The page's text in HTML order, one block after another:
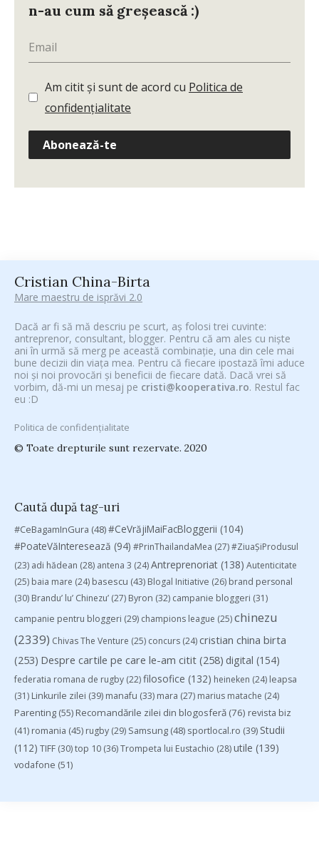
n-au cum să greșească :)
Am citit și sunt de acord cu Politica de
confidențialitate
Abonează-te
Cristian China-Birta
Mare maestru de isprăvi 2.0
Dacă ar fi să mă descriu pe scurt, aș folosi trei cuvinte:
antreprenor, consultant, blogger. Pentru că am ales cu niște
ani în urmă să merg pe această combinație, una din cele mai
bune decizii din viața mea. Pentru că fiecare ipostază îmi aduce
noi și noi provocări și beneficii de fiecare dată. Dacă vrei să
vorbim, dă-mi un mesaj pe cristi@kooperativa.ro. Restul fac
eu :D
Politica de confidențialitate
© Toate drepturile sunt rezervate. 2020
Caută după tag-uri
#CeBagamInGura (48)#CeVrăjiMaiFacBloggerii (104)
#PoateVăInteresează (94) #PrinThailandaMea (27)#ZiuaȘiProdusul
(23) adi hădean (28) antena 3 (24)Antreprenoriat (138) Autenticitate
(25) baia mare (24) basescu (43) Blogal Initiative (26) brand personal
(30) Brandu’ lu’ Chinezu’ (27) Byron (32) campanie bloggeri (31)
campanie pentru bloggeri (29) champions league (25)chinezu
(2339) Chivas The Venture (25) concurs (24)cristian china birta
(253) Despre cartile pe care le-am citit (258) digital (154)
federatia romana de rugby (22)filosofice (132) heineken (24) leapsa
(31) Linkurile zilei (39) manafu (33) mara (27) marius matache (24)
Parenting (55) Recomandările zilei din blogosferă (76) revista biz
(41) romania (45) rugby (29) Samsung (48) sportlocal.ro (39) Studii
(112) TIFF (30)top 10 (36)Trompeta lui Eustachio (28)utile (139)
vodafone (51)